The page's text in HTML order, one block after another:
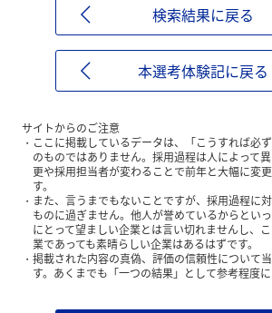
検索結果に戻る
本選考体験記に戻る
サイトからのご注意
ここに掲載しているデータは、「こうすれば必
のものではありません。採用過程は人によって
更や採用担当者が変わることで前年と大幅に変
す。
また、言うまでもないことですが、採用過程に
ものに過ぎません。他人が誉めているからとい
にとって望ましい企業とは言い切れませんし、
業であっても素晴らしい企業はあるはずです。
掲載された内容の真偽、評価の信頼性について
す。あくまでも「一つの結果」として参考程度に